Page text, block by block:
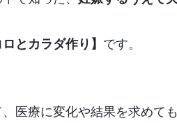
とカラダ作り】 です。
医療に変化や結果を求めても